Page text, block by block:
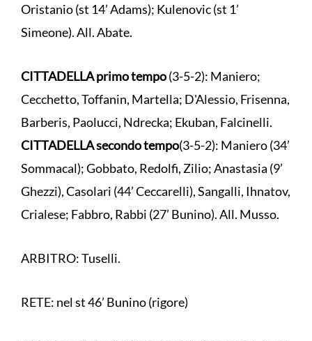
Oristanio (st 14’ Adams); Kulenovic (st 1’
Simeone). All. Abate.
CITTADELLA primo tempo(3-5-2): Maniero;
Cecchetto, Toffanin, Martella; D'Alessio, Frisenna,
Barberis, Paolucci, Ndrecka; Ekuban, Falcinelli.
CITTADELLA secondo tempo(3-5-2): Maniero (34’
Sommacal); Gobbato, Redolfi, Zilio; Anastasia (9’
Ghezzi), Casolari (44’ Ceccarelli), Sangalli, Ihnatov,
Crialese; Fabbro, Rabbi (27’ Bunino). All. Musso.
ARBITRO: Tuselli.
RETE: nel st 46’ Bunino (rigore)